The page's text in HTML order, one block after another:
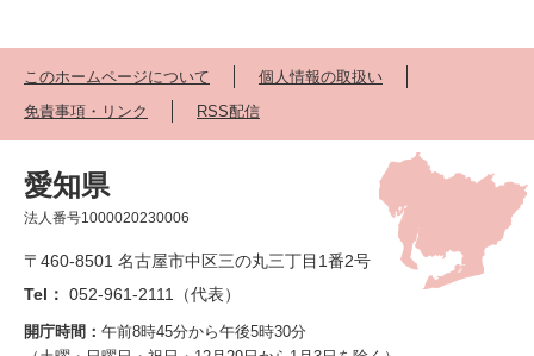
このホームページについて
個人情報の取扱い
免責事項・リンク
RSS配信
愛知県
法人番号1000020230006
〒460-8501 名古屋市中区三の丸三丁目1番2号
Tel： 052-961-2111（代表）
開庁時間： 午前8時45分から午後5時30分